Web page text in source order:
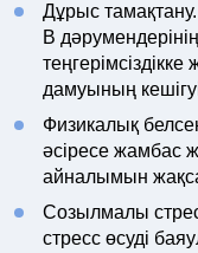
Дұрыс
В
дамуының
Физикалық
әсіресе жамбас
айналымын
Созылмалы
стресс өсуді